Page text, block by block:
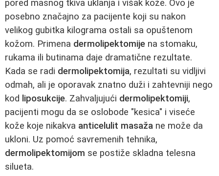
pored masnog tkiva uklanja i višak kože. Ovo je
posebno značajno za pacijente koji su nakon
velikog gubitka kilograma ostali sa opuštenom
kožom. Primena dermolipektomije na stomaku,
rukama ili butinama daje dramatične rezultate.
Kada se radi dermolipektomija, rezultati su vidljivi
odmah, ali je oporavak znatno duži i zahtevniji nego
kod liposukcije. Zahvaljujući dermolipektomiji,
pacijenti mogu da se oslobode "kesica" i viseće
kože koje nikakva anticelulit masaža ne može da
ukloni. Uz pomoć savremenih tehnika,
dermolipektomijom se postiže skladna telesna
silueta.